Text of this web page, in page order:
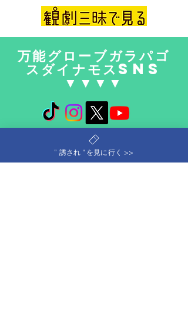
万能グローブガラパゴ
スダイナモスSNS
​▼​▼​▼​▼
お問い合わせ(ガラパ制作部)
TEL：092-600-2383
” 誘され " を見に行く >>